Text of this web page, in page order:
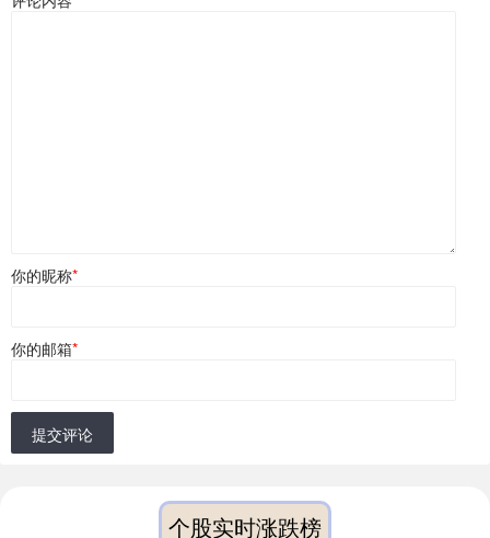
你的昵称*
你的邮箱*
提交评论
个股实时涨跌榜